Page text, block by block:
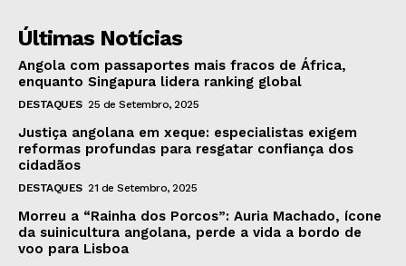
Últimas Notícias
Angola com passaportes mais fracos de África,
enquanto Singapura lidera ranking global
DESTAQUES 25 de Setembro, 2025
Justiça angolana em xeque: especialistas exigem
reformas profundas para resgatar confiança dos
cidadãos
DESTAQUES 21 de Setembro, 2025
Morreu a “Rainha dos Porcos”: Auria Machado, ícone
da suinicultura angolana, perde a vida a bordo de
voo para Lisboa